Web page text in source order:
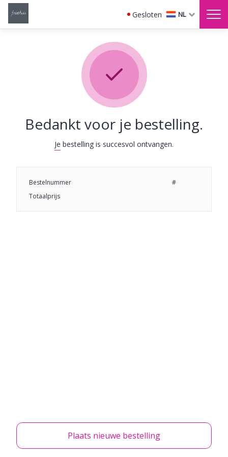
Gesloten NL
Bedankt voor je bestelling.
Je bestelling is succesvol ontvangen.
Bestelnummer
#
Totaalprijs
Plaats nieuwe bestelling